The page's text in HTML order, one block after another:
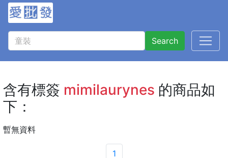
Search
含有標簽 mimilaurynes 的商品如
下：
暫無資料
1